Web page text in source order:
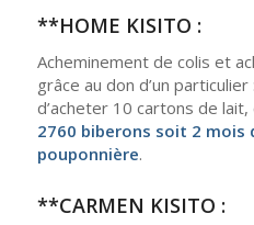
**HOME KISITO :
Acheminement de colis et
grâce au don d’un particulier :
d’acheter 10 cartons de
2760 biberons soit 2 mois
pouponnière.
**CARMEN KISITO :